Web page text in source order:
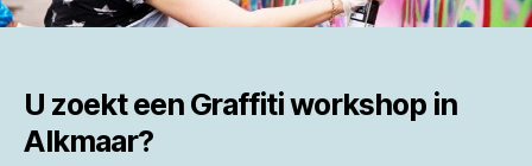
U zoekt een Graffiti workshop in
Alkmaar?